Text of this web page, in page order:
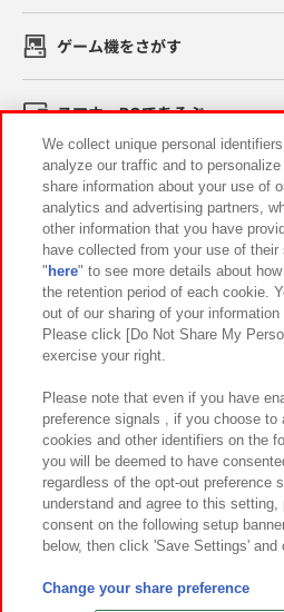
ゲーム機をさがす
スマホ・PCであそぶ
イベント・キャンペーン
関連会社 サステナビリティ
プライバシーポリシー ウェブアク
お取引先さまとともに
カスタマーハラスメント対応方針 よ
©Bandai Namco
©Bandai Namco
We collect unique personal
analyze our traffic and to
share information about your use of
analytics and advertising partners,
other information that you have
have collected from your use of
" here" to see more details about
the retention period of each cookie.
out of our sharing of your information
Please click [Do Not Share My
exercise your right.
Please note that even if you have
preference signals , if you choose to
cookies and other identifiers on the
you will be deemed to have
regardless of the opt-out preference
understand and agree to this setting,
consent on the following setup
below, then click 'Save Settings' and
Change your share preference